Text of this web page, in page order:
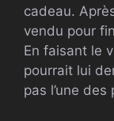
cadeau.
vendu pour
En faisant le
pourrait lui
pas l’une des